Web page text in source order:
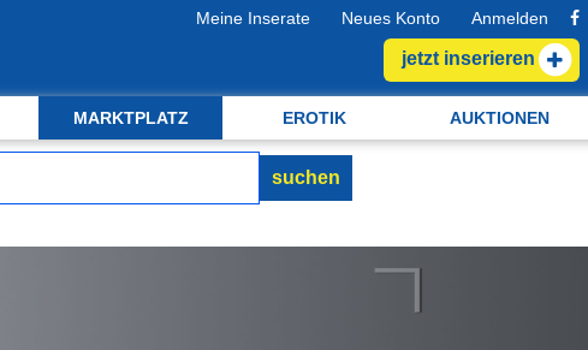
Meine Inserate Neues Konto Anmelden
jetzt inserieren
MARKTPLATZ EROTIK AUKTIONEN
suchen